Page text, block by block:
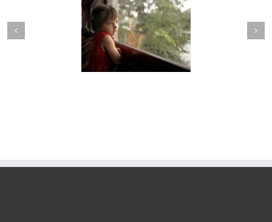
Hesychia #021